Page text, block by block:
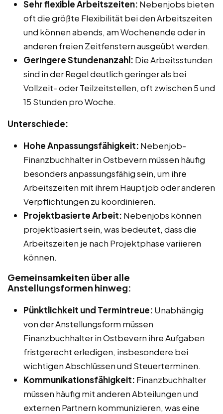
Sehr flexible Arbeitszeiten: Nebenjobs bieten
oft die größte Flexibilität bei den Arbeitszeiten
und können abends, am Wochenende oder in
anderen freien Zeitfenstern ausgeübt werden.
Geringere Stundenanzahl: Die Arbeitsstunden
sind in der Regel deutlich geringer als bei
Vollzeit- oder Teilzeitstellen, oft zwischen 5 und
15 Stunden pro Woche.
Unterschiede:
Hohe Anpassungsfähigkeit: Nebenjob-
Finanzbuchhalter in Ostbevern müssen häufig
besonders anpassungsfähig sein, um ihre
Arbeitszeiten mit ihrem Hauptjob oder anderen
Verpflichtungen zu koordinieren.
Projektbasierte Arbeit: Nebenjobs können
projektbasiert sein, was bedeutet, dass die
Arbeitszeiten je nach Projektphase variieren
können.
Gemeinsamkeiten über alle
Anstellungsformen hinweg:
Pünktlichkeit und Termintreue: Unabhängig
von der Anstellungsform müssen
Finanzbuchhalter in Ostbevern ihre Aufgaben
fristgerecht erledigen, insbesondere bei
wichtigen Abschlüssen und Steuerterminen.
Kommunikationsfähigkeit: Finanzbuchhalter
müssen häufig mit anderen Abteilungen und
externen Partnern kommunizieren, was eine